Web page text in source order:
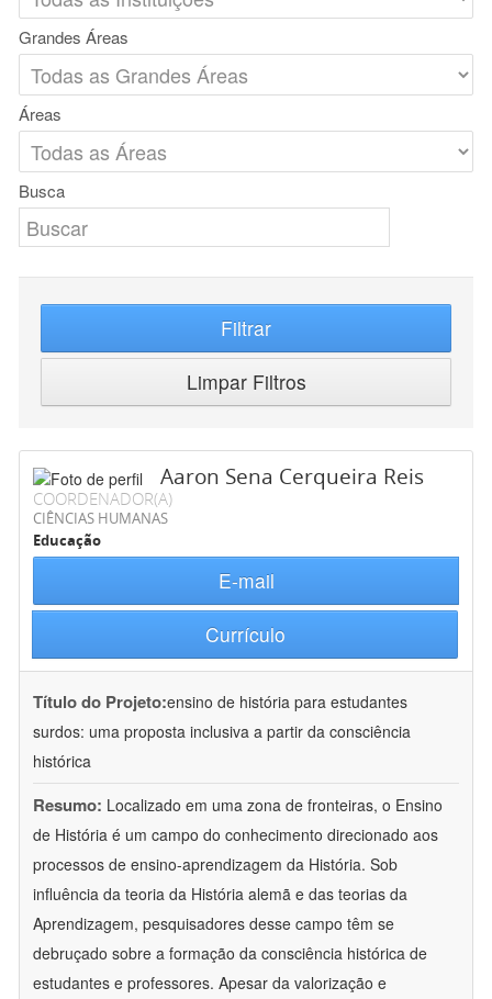
Grandes Áreas
Áreas
Busca
Filtrar
Limpar Filtros
Aaron Sena Cerqueira Reis
COORDENADOR(A)
CIÊNCIAS HUMANAS
Educação
E-mail
Currículo
Título do Projeto:ensino de história para estudantes
surdos: uma proposta inclusiva a partir da consciência
histórica
Resumo: Localizado em uma zona de fronteiras, o Ensino
de História é um campo do conhecimento direcionado aos
processos de ensino-aprendizagem da História. Sob
influência da teoria da História alemã e das teorias da
Aprendizagem, pesquisadores desse campo têm se
debruçado sobre a formação da consciência histórica de
estudantes e professores. Apesar da valorização e